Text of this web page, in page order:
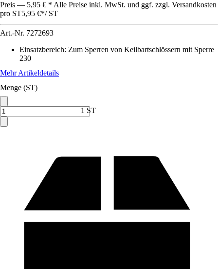
Preis — 5,95 € * Alle Preise inkl. MwSt. und ggf. zzgl. Versandkosten
pro ST5,95 €*/ ST
Art.-Nr. 7272693
Einsatzbereich: Zum Sperren von Keilbartschlössern mit Sperre
230
Mehr Artikeldetails
Menge (ST)
1 ST